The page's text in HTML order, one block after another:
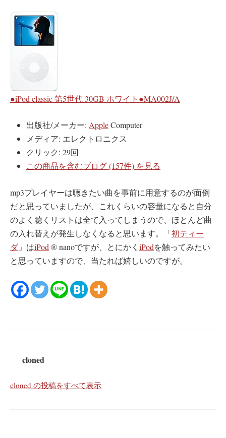
●iPod classic 第5世代 30GB ホワイト●MA002J/A
出版社/メーカー: AppleComputer
メディア: エレクトロニクス
クリック: 29回
この商品を含むブログ (157件) を見る
mp3プレイヤーは聴きたい曲を事前に用意するのが面倒
だと思っていましたが、これくらいの容量になると自分
のよく聴くリストは全て入ってしまうので、ほとんど曲
の入れ替えが発生しなくなると思います。「初ティー
ダ」はiPod ® nanoですが、とにかく iPodを触ってみたい
と思っていますので、当たれば嬉しいのですが。
cloned
cloned の投稿をすべて表示